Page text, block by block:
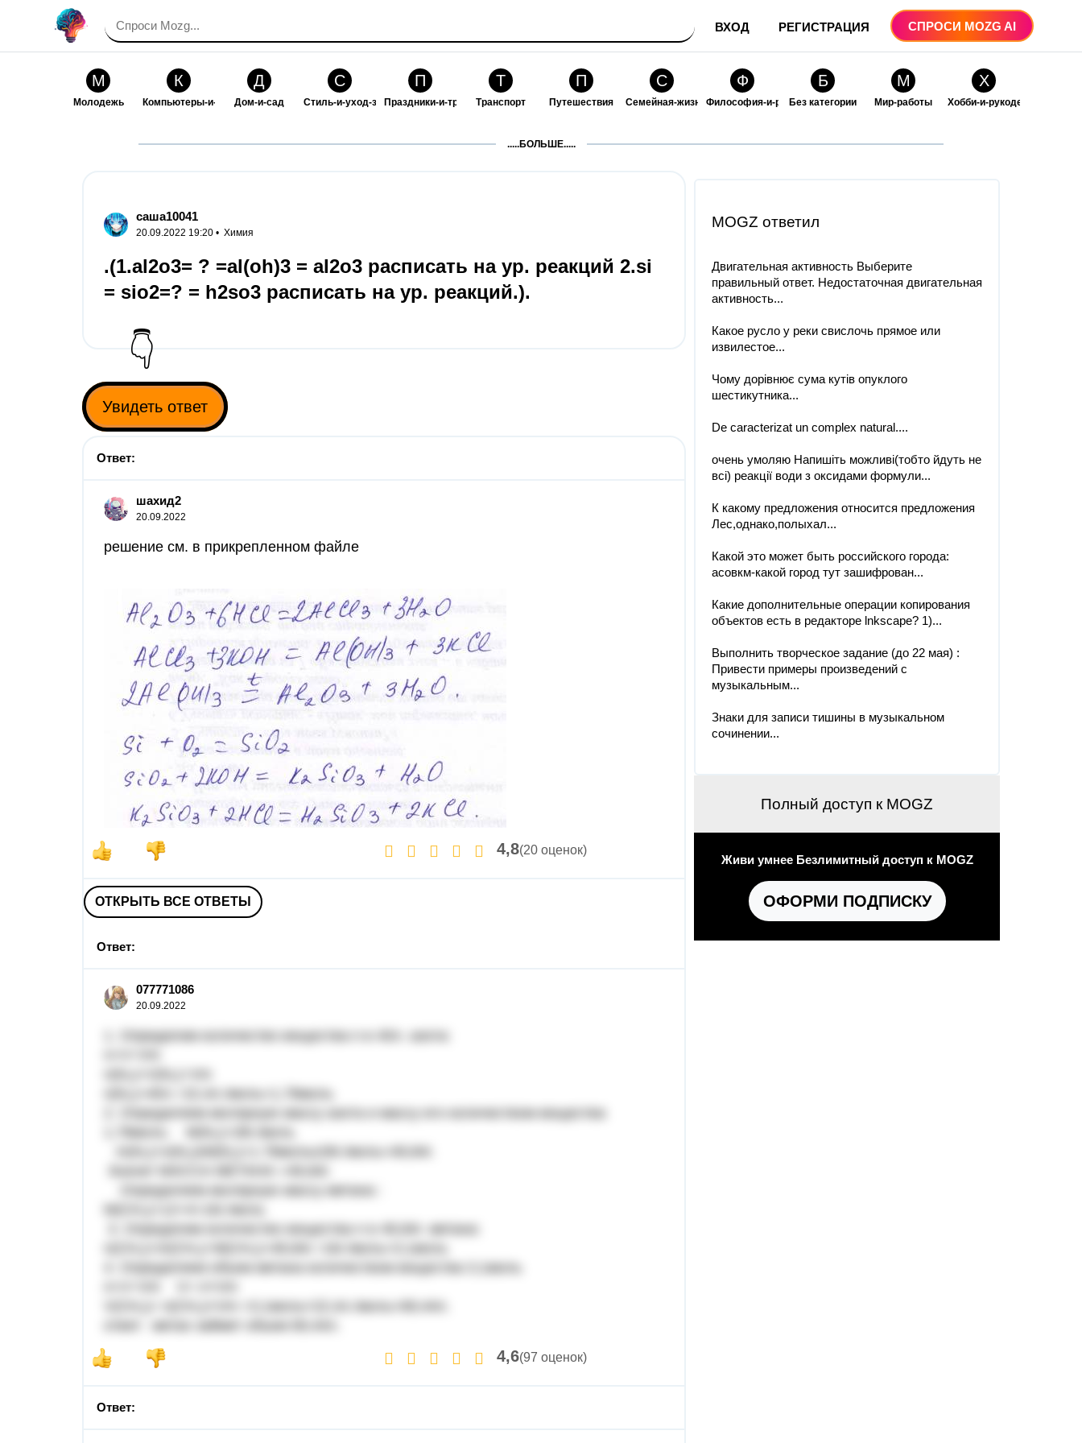
ВХОД РЕГИСТРАЦИЯ СПРОСИ MOZG AI
М
Молодежь
К
Компьютеры-и-электроника
Д
Дом-и-сад
С
Стиль-и-уход-за-собой
П
Праздники-и-традиции
Т
Транспорт
П
Путешествия
С
Семейная-жизнь
Ф
Философия-и-религия
Б
Без категории
М
Мир-работы
Х
Хобби-и-рукоделие
.....БОЛЬШЕ.....
саша10041
20.09.2022 19:20 • Химия
.(1.al2o3= ? =al(oh)3 = al2o3 расписать на ур. реакций 2.si
= sio2=? = h2so3 расписать на ур. реакций.).
👇
Увидеть ответ
Ответ:
шахид2
20.09.2022
решение см. в прикрепленном файле
4,8(20 оценок)
ОТКРЫТЬ ВСЕ ОТВЕТЫ
Ответ:
077771086
20.09.2022
1. Определим количество вещества n в 40л. азота:
2. Определяем молярную массу азота и массу его количеством вещества
Определяем молярную массу метана :
3. Определим количество вещества n в 49,84г. метана:
4. Определяем объем метана количеством вещества 3,1моль
4,6(97 оценок)
Ответ:
MOGZ ответил
Двигательная активность Выберите
правильный ответ. Недостаточная двигательная
активность...
Какое русло у реки свислочь прямое или
извилестое...
Чому дорівнює сума кутів опуклого
шестикутника...
De caracterizat un complex natural.​...
очень умоляю Напишіть можливі(тобто йдуть не
всі) реакції води з оксидами формули...
К какому предложения относится предложения
Лес,однако,полыхал...
Какой это может быть российского города:
асовкм-какой город тут зашифрован...
Какие дополнительные операции копирования
объектов есть в редакторе lnkscape? 1)...
Выполнить творческое задание (до 22 мая) :
Привести примеры произведений с
музыкальным...
Знаки для записи тишины в музыкальном
сочинении...
Полный доступ к MOGZ
Живи умнее Безлимитный доступ к MOGZ
ОФОРМИ ПОДПИСКУ